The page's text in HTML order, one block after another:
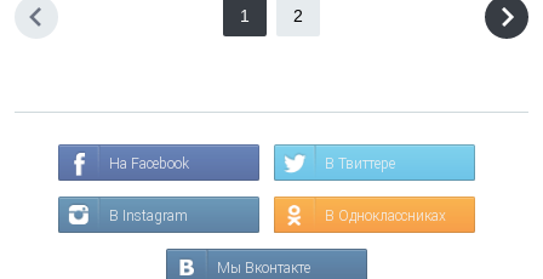
1 2
На Facebook В Твиттере
В Instagram В Одноклассниках
Мы Вконтакте